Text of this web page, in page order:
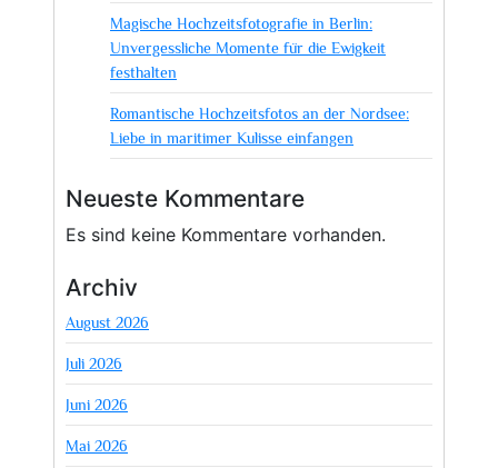
Magische Hochzeitsfotografie in Berlin:
Unvergessliche Momente für die Ewigkeit
festhalten
Romantische Hochzeitsfotos an der Nordsee:
Liebe in maritimer Kulisse einfangen
Neueste Kommentare
Es sind keine Kommentare vorhanden.
Archiv
August 2026
Juli 2026
Juni 2026
Mai 2026